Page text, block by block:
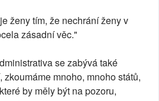
ženy tím, že nechrání ženy v
zásadní věc."
se zabývá také
zkoumáme mnoho, mnoho států,
by měly být na pozoru,